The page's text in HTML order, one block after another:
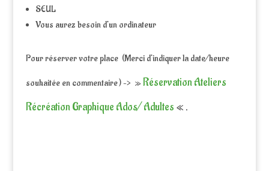
SEUL
Vous aurez besoin d’un ordinateur
Pour réserver votre place (Merci d’indiquer la date/heure
souhaitée en commentaire ) –> »Réservation Ateliers
Récréation Graphique Ados/ Adultes « .